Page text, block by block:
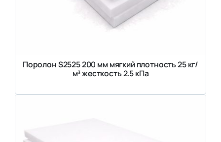
Поролон S2525 200 мм мягкий плотность 25 кг/
м³ жесткость 2.5 кПа